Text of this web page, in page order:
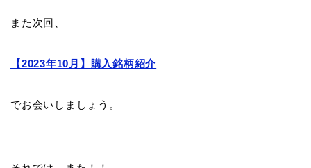
また次回、
【2023年10月】購入銘柄紹介
でお会いしましょう。